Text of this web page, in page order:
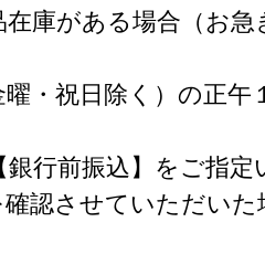
庫がある場合（お急
・祝日除く）の正午
行前振込】をご指定
認させていただいた